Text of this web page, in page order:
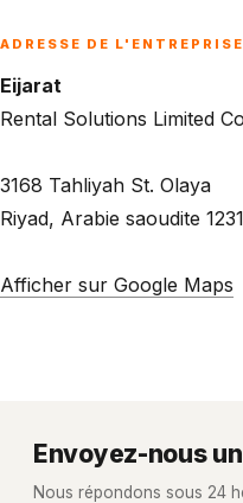
ADRESSE DE L'ENTREPRISE
Eijarat
Rental Solutions Limited
3168 Tahliyah St. Olaya
Riyad, Arabie saoudite
Afficher sur Google Maps
Envoyez-nous
Nous répondons sous 24